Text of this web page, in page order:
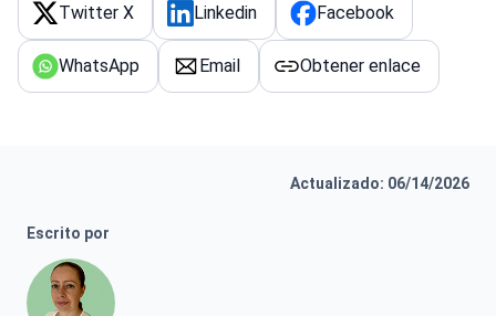
Twitter X Linkedin Facebook
WhatsApp Email Obtener enlace
Actualizado: 06/14/2026
Escrito por